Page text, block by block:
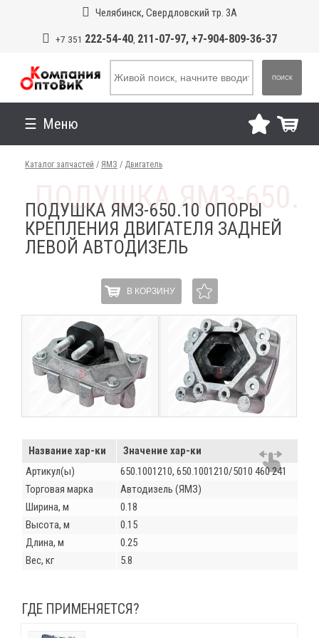
Челябинск, Свердловский тр. 3А
+7 351 222-54-40, 211-07-97, +7-904-809-36-37
ПОИСК
Меню
Каталог запчастей / ЯМЗ / Двигатель
ПОДУШКА ЯМЗ-650.10 ОПОРЫ
КРЕПЛЕНИЯ ДВИГАТЕЛЯ ЗАДНЕЙ
ЛЕВОЙ АВТОДИЗЕЛЬ
В КОРЗИНУ
Название хар-ки
Значение хар-ки
Артикул(ы)
650.1001210, 650.1001210/5010 460 241
Торговая марка
Автодизель (ЯМЗ)
Ширина, м
0.18
Высота, м
0.15
Длина, м
0.25
Вес, кг
5.8
ГДЕ ПРИМЕНЯЕТСЯ?